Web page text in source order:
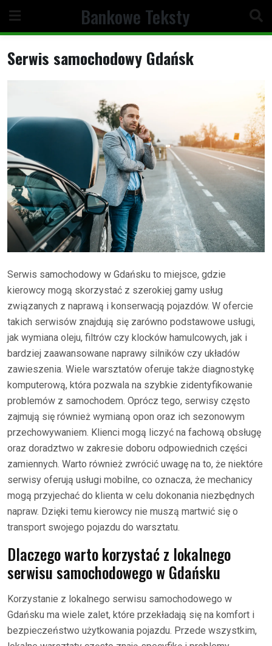
content
Bankowe Teksty
Serwis samochodowy Gdańsk
Serwis samochodowy w Gdańsku to miejsce, gdzie
kierowcy mogą skorzystać z szerokiej gamy usług
związanych z naprawą i konserwacją pojazdów. W ofercie
takich serwisów znajdują się zarówno podstawowe usługi,
jak wymiana oleju, filtrów czy klocków hamulcowych, jak i
bardziej zaawansowane naprawy silników czy układów
zawieszenia. Wiele warsztatów oferuje także diagnostykę
komputerową, która pozwala na szybkie zidentyfikowanie
problemów z samochodem. Oprócz tego, serwisy często
zajmują się również wymianą opon oraz ich sezonowym
przechowywaniem. Klienci mogą liczyć na fachową obsługę
oraz doradztwo w zakresie doboru odpowiednich części
zamiennych. Warto również zwrócić uwagę na to, że niektóre
serwisy oferują usługi mobilne, co oznacza, że mechanicy
mogą przyjechać do klienta w celu dokonania niezbędnych
napraw. Dzięki temu kierowcy nie muszą martwić się o
transport swojego pojazdu do warsztatu.
Dlaczego warto korzystać z lokalnego
serwisu samochodowego w Gdańsku
Korzystanie z lokalnego serwisu samochodowego w
Gdańsku ma wiele zalet, które przekładają się na komfort i
bezpieczeństwo użytkowania pojazdu. Przede wszystkim,